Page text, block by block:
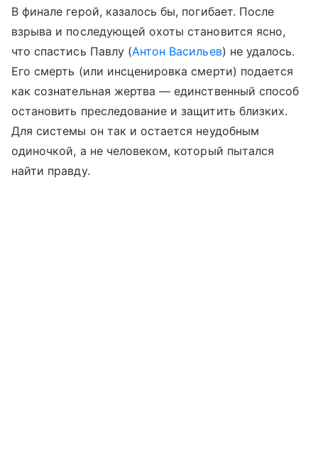
В финале герой, казалось бы, погибает. После
взрыва и последующей охоты становится ясно,
что спастись Павлу (Антон Васильев) не удалось.
Его смерть (или инсценировка смерти) подается
как сознательная жертва — единственный способ
остановить преследование и защитить близких.
Для системы он так и остается неудобным
одиночкой, а не человеком, который пытался
найти правду.